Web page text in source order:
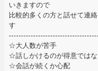
いきますので
比較的多くの方と話せて連
す
☆大人数が苦手
☆話しかけるのが得意では
☆会話が続くか心配